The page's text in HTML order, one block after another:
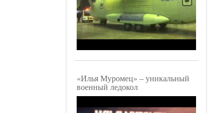
«Илья Муромец» – уникальный
военный ледокол